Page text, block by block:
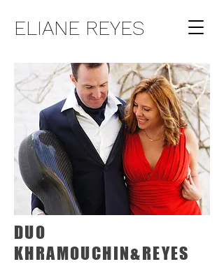
ELIANE REYES
DUO
KHRAMOUCHIN&REYES